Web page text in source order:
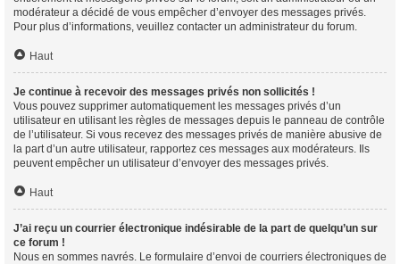
modérateur a décidé de vous empêcher d’envoyer des messages privés.
Pour plus d’informations, veuillez contacter un administrateur du forum.
Haut
Je continue à recevoir des messages privés non sollicités !
Vous pouvez supprimer automatiquement les messages privés d’un
utilisateur en utilisant les règles de messages depuis le panneau de contrôle
de l’utilisateur. Si vous recevez des messages privés de manière abusive de
la part d’un autre utilisateur, rapportez ces messages aux modérateurs. Ils
peuvent empêcher un utilisateur d’envoyer des messages privés.
Haut
J’ai reçu un courrier électronique indésirable de la part de quelqu’un sur
ce forum !
Nous en sommes navrés. Le formulaire d’envoi de courriers électroniques de